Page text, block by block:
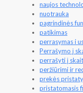
naujos
nuotrauka
pagrindinės
patikimas
perrasymas i
Perrašymo į
perrašyti į
peržiūrimi ir
prekės
pristatomasis